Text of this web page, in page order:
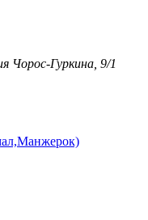
Чорос-Гуркина, 9/1